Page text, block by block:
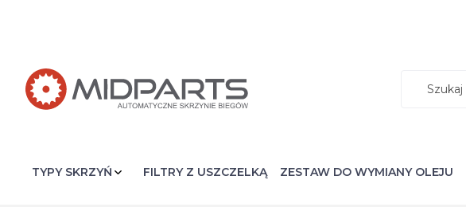
FILTRY Z USZCZELKĄ ZESTAW DO WYMIANY OLEJU